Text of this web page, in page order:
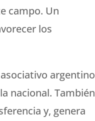
campo. Un
los
argentino
nacional. También
y, genera